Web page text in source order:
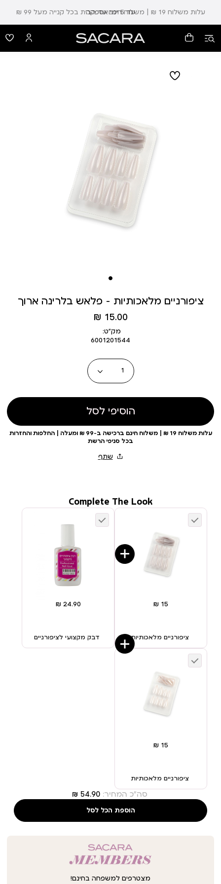
עלות משלוח 19 ₪ | משלוח חינם עד הבית בכל קנייה מעל 99 ₪ עד 5 ימי אספקה
ציפורניים מלאכותיות - פלאש בלרינה ארוך
מחיר
מוצר
15.00 ₪
מק״ט:
6001201544
כמות
הוסיפי לסל
עלות משלוח 19 ₪ | משלוח חינם ברכישה ב-99 ₪ ומעלה | החלפות והחזרות
בכל סניפי הרשת
ציפורניים מלאכותיות דבק מקצועי לציפורניים
ציפורניים מלאכותיות
Complete The Look
סה"כ המחיר:
הוספת הכל לסל
מצטרפים למשפחה בחינם!